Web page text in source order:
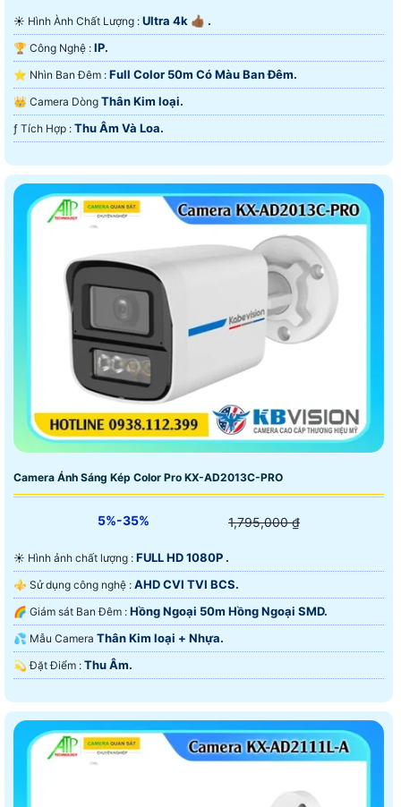
☀️ Hình Ành Chất Lượng : Ultra 4k 👍🏾 .
🏆 Công Nghệ : IP.
⭐ Nhìn Ban Đêm : Full Color 50m Có Màu Ban Ðêm.
👑 Camera Dòng Thân Kim loại.
️ƒ Tích Hợp : Thu Âm Và Loa.
Camera Ánh Sáng Kép Color Pro KX-AD2013C-PRO
5%-35% 1,795,000 ₫
☀️ Hình ảnh chất lượng : FULL HD 1080P .
⚜️ Sử dụng công nghệ : AHD CVI TVI BCS.
🌈 Giám sát Ban Đêm : Hồng Ngoại 50m Hồng Ngoại SMD.
💦 Mẫu Camera Thân Kim loại + Nhựa.
️💫 Đặt Điểm : Thu Âm.